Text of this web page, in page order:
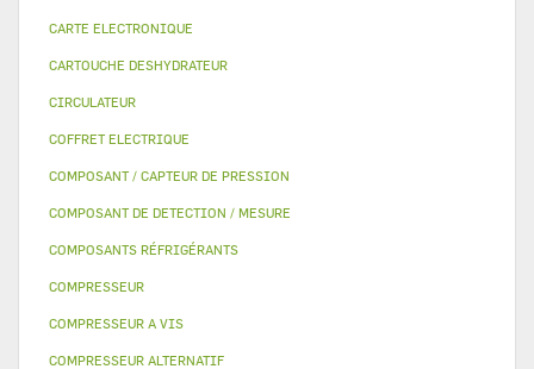
CARTE ELECTRONIQUE
CARTOUCHE DESHYDRATEUR
CIRCULATEUR
COFFRET ELECTRIQUE
COMPOSANT / CAPTEUR DE PRESSION
COMPOSANT DE DETECTION / MESURE
COMPOSANTS RÉFRIGÉRANTS
COMPRESSEUR
COMPRESSEUR A VIS
COMPRESSEUR ALTERNATIF